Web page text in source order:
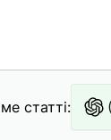
статті: